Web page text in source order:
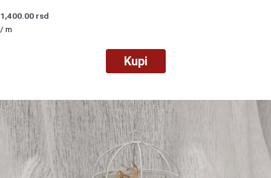
1,400.00 rsd
/ m
Kupi